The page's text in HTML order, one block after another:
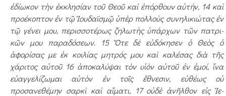
ἐδίωκον τὴν ἐκ­κλησίαν τοῦ Θεοῦ καὶ ἐπόρ­θουν αὐτήν, 14 καὶ
προέκοπτον ἐν τῷ Ἰουδαϊσμῷ ὑπὲρ πολλοὺς συνηλικιώτας ἐν
τῷ γένει μου, περισσοτέρως ζηλω­τὴς ὑπάρχων τῶν πατρι­
κῶν μου παραδόσεων. 15 Ὅτε δὲ εὐδόκησεν ὁ Θεὸς ὁ
ἀφορίσας με ἐκ κοιλίας μητρός μου καὶ καλέσας διὰ τῆς
χάριτος αὐτοῦ 16 ἀποκαλύψαι τὸν υἱὸν αὐτοῦ ἐν ἐμοί, ἵνα
εὐαγ­γελίζωμαι αὐτὸν ἐν τοῖς ἔθνεσιν, εὐθέως οὐ
προσανεθέμην σαρκὶ καὶ αἵματι, 17 οὐδὲ ἀνῆλθον εἰς Ἱε-